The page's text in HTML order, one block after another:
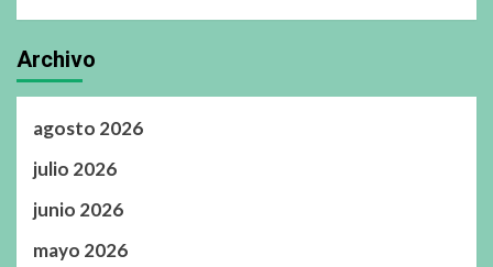
Archivo
agosto 2026
julio 2026
junio 2026
mayo 2026